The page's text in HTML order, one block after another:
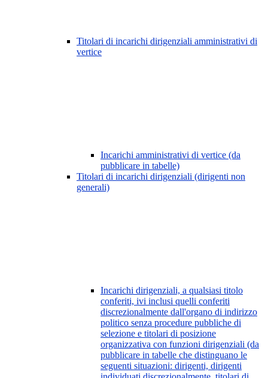
Titolari di incarichi dirigenziali amministrativi di
vertice
Incarichi amministrativi di vertice (da
pubblicare in tabelle)
Titolari di incarichi dirigenziali (dirigenti non
generali)
Incarichi dirigenziali, a qualsiasi titolo
conferiti, ivi inclusi quelli conferiti
discrezionalmente dall'organo di indirizzo
politico senza procedure pubbliche di
selezione e titolari di posizione
organizzativa con funzioni dirigenziali (da
pubblicare in tabelle che distinguano le
seguenti situazioni: dirigenti, dirigenti